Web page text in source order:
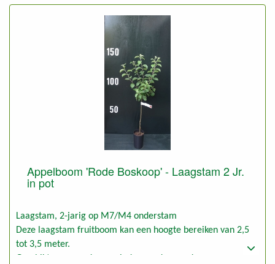
Appelboom 'Rode Boskoop' - Laagstam 2 Jr.
in pot
Laagstam, 2-jarig op M7/M4 onderstam
Deze laagstam fruitboom kan een hoogte bereiken van 2,5
tot 3,5 meter.
Geschikt voor goede en minder goede gronden.